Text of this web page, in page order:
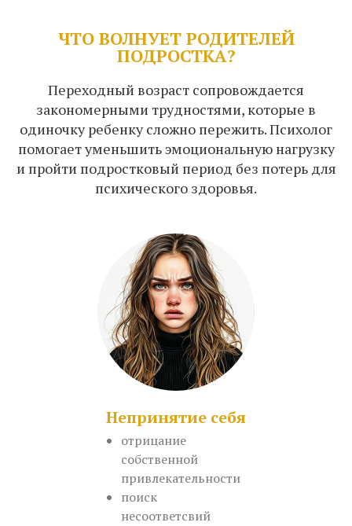
ЧТО ВОЛНУЕТ РОДИТЕЛЕЙ
ПОДРОСТКА?
Переходный возраст сопровождается
закономерными трудностями, которые в
одиночку ребенку сложно пережить. Психолог
помогает уменьшить эмоциональную нагрузку
и пройти подростковый период без потерь для
психического здоровья.
Непринятие себя
отрицание
собственной
привлекательности
поиск
несоответсвий